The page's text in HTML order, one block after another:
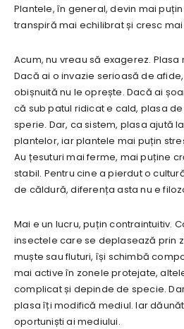
Plantele, în general, devin mai
transpiră mai echilibrat și cresc
Acum, nu vreau să exagerez. Plasa
Dacă ai o invazie serioasă de
obișnuită nu le oprește. Dacă ai
că sub patul ridicat e cald, plasa
sperie. Dar, ca sistem, plasa ajută
plantelor, iar plantele mai puțin
Au țesuturi mai ferme, mai puține
stabil. Pentru cine a pierdut o
de căldură, diferența asta nu e
Mai e un lucru, puțin contraintuitiv.
insectele care se deplasează prin
muște sau fluturi, își schimbă
mai active în zonele protejate,
complicat și depinde de specie.
plasa îți modifică mediul. Iar
oportuniști ai mediului.